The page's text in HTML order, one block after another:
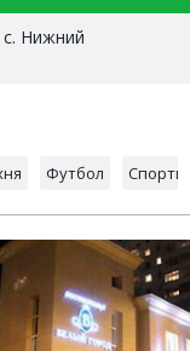
с. Нижний
Футбол